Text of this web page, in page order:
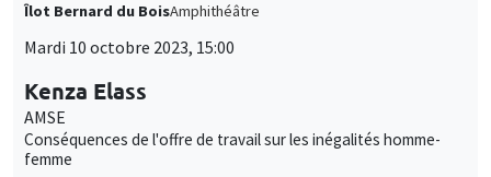
Îlot Bernard du BoisAmphithéâtre
Mardi 10 octobre 2023, 15:00
Kenza Elass
AMSE
Conséquences de l'offre de travail sur les inégalités homme-
femme